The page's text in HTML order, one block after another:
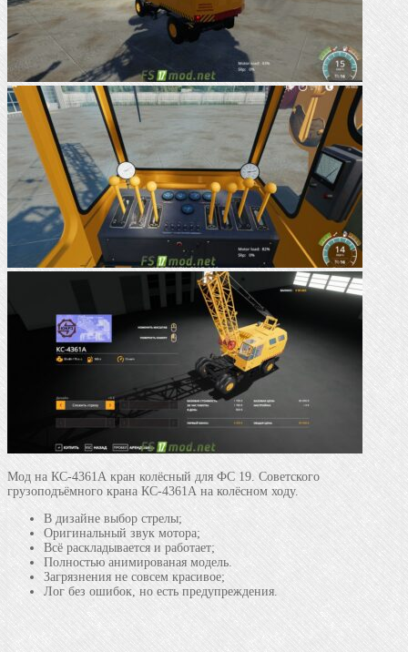
Мод на КС-4361А кран колёсный для ФС 19. Советского
грузоподъёмного крана КС-4361А на колёсном ходу.
В дизайне выбор стрелы;
Оригинальный звук мотора;
Всё раскладывается и работает;
Полностью анимированая модель.
Загрязнения не совсем красивое;
Лог без ошибок, но есть предупреждения.